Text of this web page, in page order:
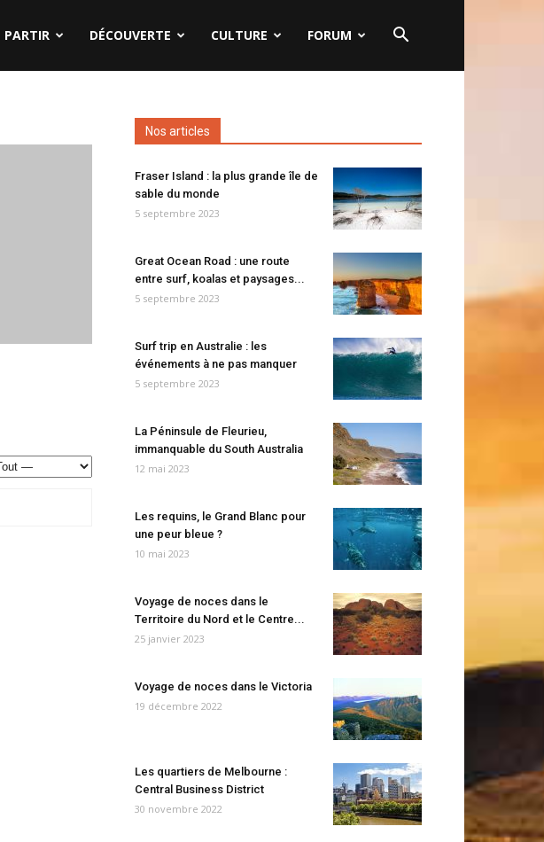
PARTIR DÉCOUVERTE CULTURE FORUM
Nos articles
Fraser Island : la plus grande île de
sable du monde
5 septembre 2023
Great Ocean Road : une route
entre surf, koalas et paysages...
5 septembre 2023
Surf trip en Australie : les
événements à ne pas manquer
5 septembre 2023
La Péninsule de Fleurieu,
immanquable du South Australia
12 mai 2023
Les requins, le Grand Blanc pour
une peur bleue ?
10 mai 2023
Voyage de noces dans le
Territoire du Nord et le Centre...
25 janvier 2023
Voyage de noces dans le Victoria
19 décembre 2022
Les quartiers de Melbourne :
Central Business District
30 novembre 2022